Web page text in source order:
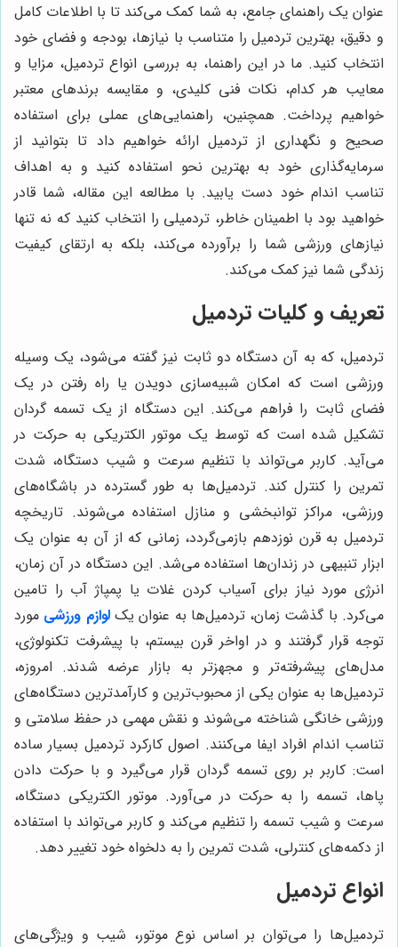
عنوان یک راهنمای جامع، به شما کمک می‌کند تا با اطلاعات کامل
و دقیق، بهترین تردمیل را متناسب با نیازها، بودجه و فضای خود
انتخاب کنید. ما در این راهنما، به بررسی انواع تردمیل، مزایا و
معایب هر کدام، نکات فنی کلیدی، و مقایسه برندهای معتبر
خواهیم پرداخت. همچنین، راهنمایی‌های عملی برای استفاده
صحیح و نگهداری از تردمیل ارائه خواهیم داد تا بتوانید از
سرمایه‌گذاری خود به بهترین نحو استفاده کنید و به اهداف
تناسب اندام خود دست یابید. با مطالعه این مقاله، شما قادر
خواهید بود با اطمینان خاطر، تردمیلی را انتخاب کنید که نه تنها
نیازهای ورزشی شما را برآورده می‌کند، بلکه به ارتقای کیفیت
زندگی شما نیز کمک می‌کند.
تعریف و کلیات تردمیل
تردمیل، که به آن دستگاه دو ثابت نیز گفته می‌شود، یک وسیله
ورزشی است که امکان شبیه‌سازی دویدن یا راه رفتن در یک
فضای ثابت را فراهم می‌کند. این دستگاه از یک تسمه گردان
تشکیل شده است که توسط یک موتور الکتریکی به حرکت در
می‌آید. کاربر می‌تواند با تنظیم سرعت و شیب دستگاه، شدت
تمرین را کنترل کند. تردمیل‌ها به طور گسترده در باشگاه‌های
ورزشی، مراکز توانبخشی و منازل استفاده می‌شوند. تاریخچه
تردمیل به قرن نوزدهم بازمی‌گردد، زمانی که از آن به عنوان یک
ابزار تنبیهی در زندان‌ها استفاده می‌شد. این دستگاه در آن زمان،
انرژی مورد نیاز برای آسیاب کردن غلات یا پمپاژ آب را تامین
می‌کرد. با گذشت زمان، تردمیل‌ها به عنوان یکلوازم ورزشی مورد
توجه قرار گرفتند و در اواخر قرن بیستم، با پیشرفت تکنولوژی،
مدل‌های پیشرفته‌تر و مجهزتر به بازار عرضه شدند. امروزه،
تردمیل‌ها به عنوان یکی از محبوب‌ترین و کارآمدترین دستگاه‌های
ورزشی خانگی شناخته می‌شوند و نقش مهمی در حفظ سلامتی و
تناسب اندام افراد ایفا می‌کنند. اصول کارکرد تردمیل بسیار ساده
است: کاربر بر روی تسمه گردان قرار می‌گیرد و با حرکت دادن
پاها، تسمه را به حرکت در می‌آورد. موتور الکتریکی دستگاه،
سرعت و شیب تسمه را تنظیم می‌کند و کاربر می‌تواند با استفاده
از دکمه‌های کنترلی، شدت تمرین را به دلخواه خود تغییر دهد.
انواع تردمیل
تردمیل‌ها را می‌توان بر اساس نوع موتور، شیب و ویژگی‌های